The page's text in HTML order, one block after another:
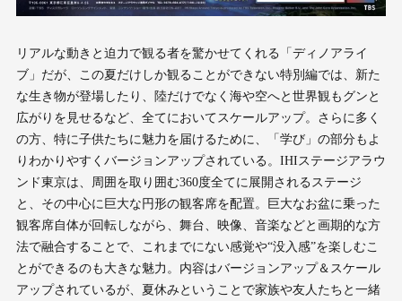
リアルな動きと迫力で観る者を驚かせてくれる「ディノアライ
ブ」だが、この夏だけしか観ることができない特別編では、新た
な生き物が登場したり、陸だけでなく海や空へと世界観もグンと
広がりを見せるなど、全てにおいてスケールアップ。さらに多く
の方、特に子供たちに魅力を届けるために、「学び」の部分もよ
りわかりやすくバージョンアップされている。IHIステージアラウ
ンド東京は、周囲を取り囲む360度全てに展開されるステージ
と、その中心に巨大な円形の観客席を配置。巨大なお盆に乗った
観客席自体が回転しながら、舞台、映像、音楽などと画期的な方
法で融合することで、これまでにない感覚や“没入感”を楽しむこ
とができるのも大きな魅力。内容はバージョンアップ＆スケール
アップされているが、夏休みということで家族や友人たちと一緒